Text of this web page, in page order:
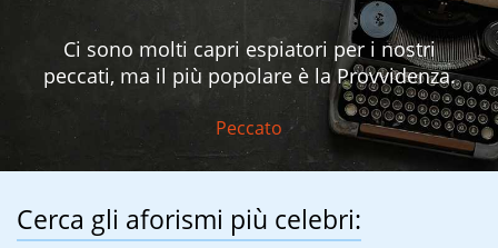
Ci sono molti capri espiatori per i nostri
peccati, ma il più popolare è la Provvidenza.
Peccato
Cerca gli aforismi più celebri: